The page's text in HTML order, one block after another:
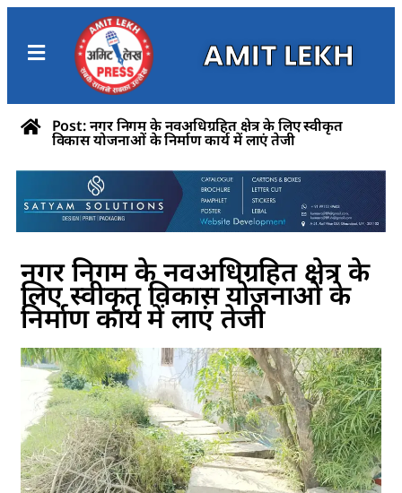
AMIT LEKH
Post: नगर निगम के नवअधिग्रहित क्षेत्र के लिए स्वीकृत
विकास योजनाओं के निर्माण कार्य में लाएं तेजी
नगर निगम के नवअधिग्रहित क्षेत्र के
लिए स्वीकृत विकास योजनाओं के
निर्माण कार्य में लाएं तेजी